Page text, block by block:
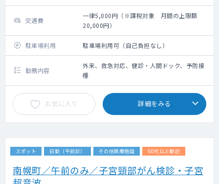
交通費
一律5,000円（※課税対象 月間の上限額
20,000円）
駐車場利用 駐車場利用可（自己負担なし）
勤務内容
外来、救急対応、健診・人間ドック、予防接
種
お気に入り 詳細をみる
スポット 日勤（午前診） その他医療施設 60代以上歓迎
南幌町／午前のみ／子宮頸部がん検診・子宮